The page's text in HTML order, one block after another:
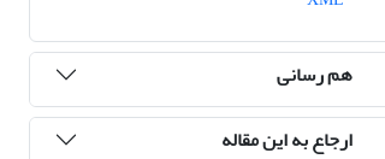
هم رسانی
ارجاع به این مقاله